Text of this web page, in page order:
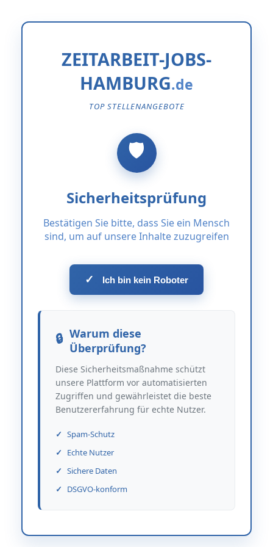
ZEITARBEIT-JOBS-
HAMBURG
TOP STELLENANGEBOTE
Sicherheitsprüfung
Bestätigen Sie bitte, dass Sie ein Mensch
sind, um auf unsere Inhalte zuzugreifen
✓ Ich bin kein Roboter
Warum diese
Überprüfung?
Diese Sicherheitsmaßnahme schützt
unsere Plattform vor automatisierten
Zugriffen und gewährleistet die beste
Benutzererfahrung für echte Nutzer.
Spam-Schutz
Echte Nutzer
Sichere Daten
DSGVO-konform